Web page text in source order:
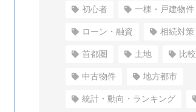
初心者 一棟・戸建物件
ローン・融資 相続対策
首都圏 土地 比較
中古物件 地方都市
統計・動向・ランキング